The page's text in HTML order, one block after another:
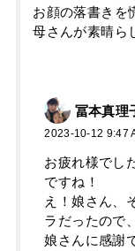
お顔の落書きを
母さんが素晴ら
冨本真理
2023-10-12 9:47
お疲れ様でし
ですね！
え！娘さん、
ラだったので
娘さんに感謝